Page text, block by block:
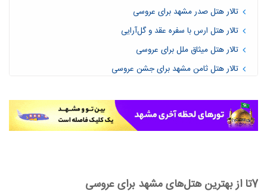
تالار هتل صدر مشهد برای عروسی
تالار هتل ارس با سفره عقد و گل‌آرایی
تالار هتل میثاق ملل برای عروسی
تالار هتل ثامن مشهد برای جشن عروسی
7تا از بهترین هتل‌های مشهد برای عروسی